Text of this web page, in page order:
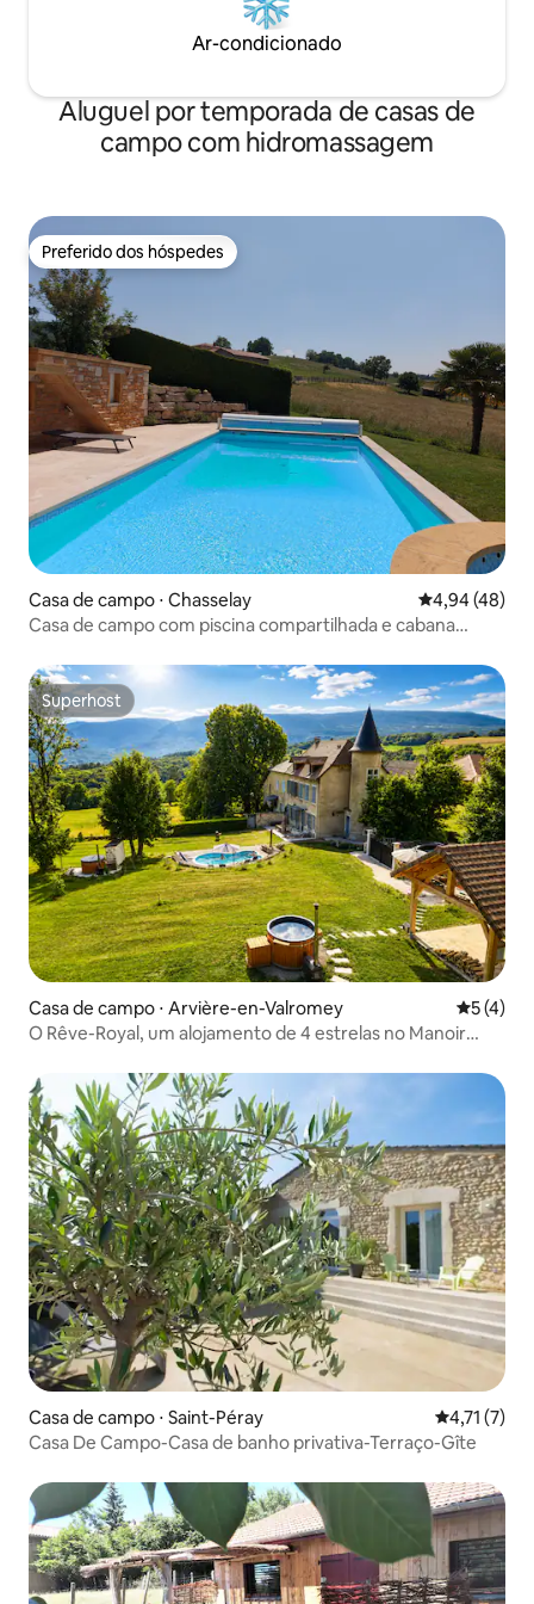
Ar-condicionado
Aluguel por temporada de casas de
campo com hidromassagem
Preferido dos hóspedes
Preferido dos hóspedes
Casa de campo ⋅ Chasselay 4,94 de uma
4,94 (48)
Casa de campo com piscina compartilhada e cabana
Superhost
Superhost
Casa de campo ⋅ Arvière-en-Valromey 5 de
5 (4)
O Rêve-Royal, um alojamento de 4 estrelas no Manoir
Casa de campo ⋅ Saint-Péray 4,71 de
4,71 (7)
Casa De Campo-Casa de banho privativa-Terraço-Gîte